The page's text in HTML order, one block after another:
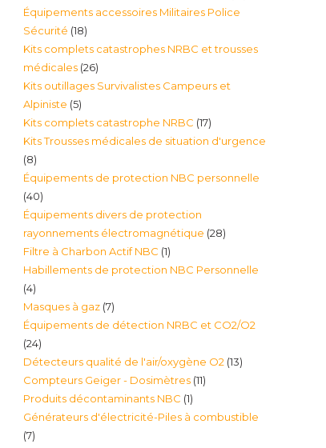
Équipements accessoires Militaires Police
Sécurité 1818
produits
Kits complets catastrophes NRBC et trousses
médicales 2626
produits
Kits outillages Survivalistes Campeurs et
Alpiniste 55
produits
Kits complets catastrophe NRBC 1717
produits
Kits Trousses médicales de situation d'urgence
88
produits
Équipements de protection NBC personnelle
4040
produits
Équipements divers de protection
rayonnements électromagnétique 2828
Filtre à Charbon Actif NBC 11
produit
Habillements de protection NBC Personnelle
44
produits
Masques à gaz 77
produits
Équipements de détection NRBC et CO2/O2
2424
produits
Détecteurs qualité de l'air/oxygène O2 1313
Compteurs Geiger - Dosimètres 1111
Produits décontaminants NBC 11
produit
Générateurs d'électricité-Piles à combustible
77